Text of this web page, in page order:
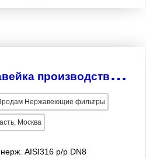
И
мпортная нержавейка производства фирмы Valve Tek
Нержавеющие фильтры
Москва
AISI316 р/р DN8